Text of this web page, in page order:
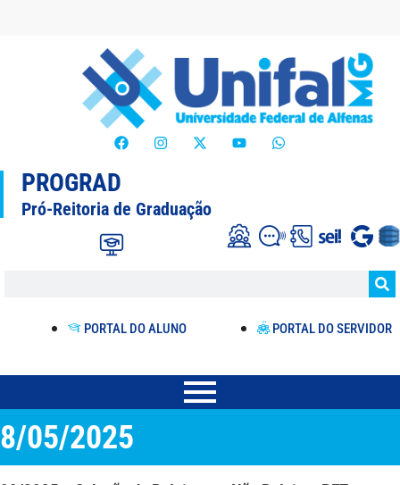
PROGRAD
Pró-Reitoria de Graduação
PORTAL DO ALUNO PORTAL DO SERVIDOR
8/05/2025